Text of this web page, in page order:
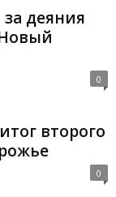
деяния
0
второго
0